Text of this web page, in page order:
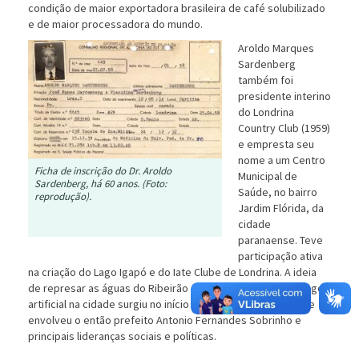
condição de maior exportadora brasileira de café solubilizado
e de maior processadora do mundo.
Ficha de inscrição do Dr. Aroldo
Sardenberg, há 60 anos. (Foto:
reprodução).
Aroldo Marques
Sardenberg
também foi
presidente interino
do Londrina
Country Club (1959)
e empresta seu
nome a um Centro
Municipal de
Saúde, no bairro
Jardim Flórida, da
cidade
paranaense. Teve
participação ativa
na criação do Lago Igapó e do Iate Clube de Londrina. A ideia
de represar as águas do Ribeirão Cambé para formar um lago
artificial na cidade surgiu no início de 1958, em iniciativa que
envolveu o então prefeito Antonio Fernandes Sobrinho e
principais lideranças sociais e políticas.